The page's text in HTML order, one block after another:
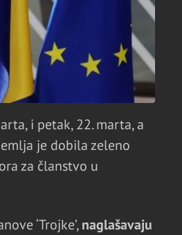
i petak, 22. marta, a
je dobila zeleno
za članstvo u
‘Trojke’,naglašavaju